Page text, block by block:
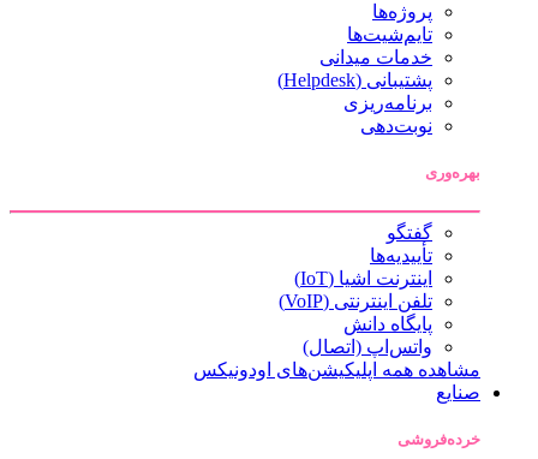
پروژه‌ها
تایم‌شیت‌ها
خدمات میدانی
پشتیبانی (Helpdesk)
برنامه‌ریزی
نوبت‌دهی
بهره‌وری
گفتگو
تأییدیه‌ها
اینترنت اشیا (IoT)
تلفن اینترنتی (VoIP)
پایگاه دانش
واتس‌اپ (اتصال)
مشاهده همه اپلیکیشن‌های اودونیکس
صنایع
خرده‌فروشی